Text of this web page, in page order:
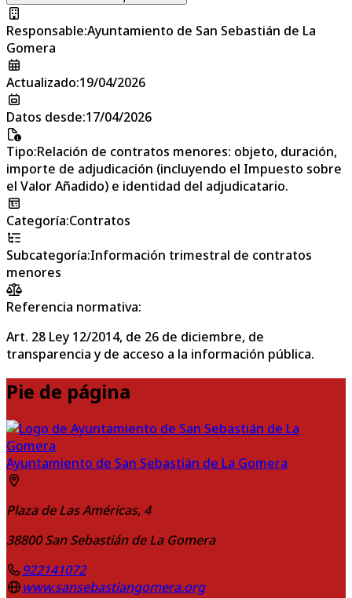
Responsable:Ayuntamiento de San Sebastián de La
Gomera
Actualizado:19/04/2026
Datos desde:17/04/2026
Tipo:Relación de contratos menores: objeto, duración,
importe de adjudicación (incluyendo el Impuesto sobre
el Valor Añadido) e identidad del adjudicatario.
Categoría:Contratos
Subcategoría:Información trimestral de contratos
menores
Referencia normativa:
Art. 28 Ley 12/2014, de 26 de diciembre, de
transparencia y de acceso a la información pública.
Pie de página
Ayuntamiento de San Sebastián de La Gomera
Plaza de Las Américas, 4
38800 San Sebastián de La Gomera
922141072
www.sansebastiangomera.org